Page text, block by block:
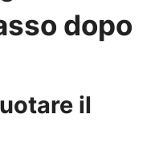
dopo
il